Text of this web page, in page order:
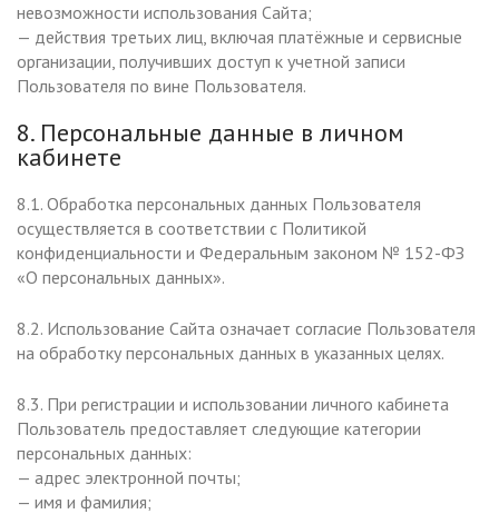
невозможности использования Сайта;
— действия третьих лиц, включая платёжные и сервисные
организации, получивших доступ к учетной записи
Пользователя по вине Пользователя.
8. Персональные данные в личном
кабинете
8.1. Обработка персональных данных Пользователя
осуществляется в соответствии с Политикой
конфиденциальности и Федеральным законом № 152-ФЗ
«О персональных данных».
8.2. Использование Сайта означает согласие Пользователя
на обработку персональных данных в указанных целях.
8.3. При регистрации и использовании личного кабинета
Пользователь предоставляет следующие категории
персональных данных:
— адрес электронной почты;
— имя и фамилия;